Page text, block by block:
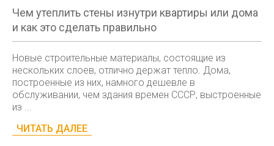
Чем утеплить стены изнутри квартиры или дома
и как это сделать правильно
Новые строительные материалы, состоящие из
нескольких слоев, отлично держат тепло. Дома,
построенные из них, намного дешевле в
обслуживании, чем здания времен СССР, выстроенные
из ...
ЧИТАТЬ ДАЛЕЕ